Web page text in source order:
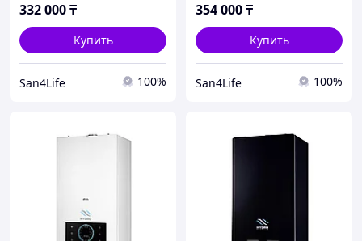
332 000₸
Купить
San4Life 100%
354 000₸
Купить
San4Life 100%